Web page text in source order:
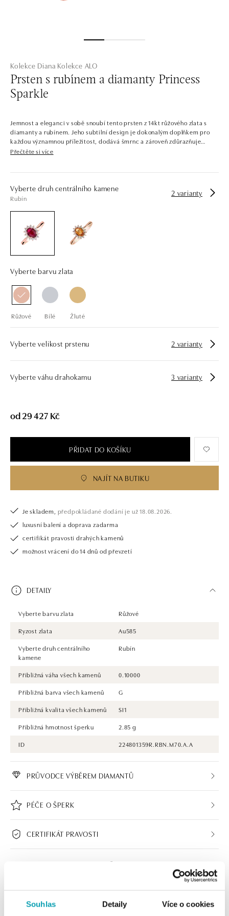
Souhlas Detaily Více o cookies
Kolekce Diana Kolekce ALO
Prsten s rubínem a diamanty Princess
Sparkle
Jemnost a eleganci v sobě snoubí tento prsten z 14kt růžového zlata s
diamanty a rubínem. Jeho subtilní design je dokonalým doplňkem pro
každou významnou příležitost, dodává šmrnc a zároveň zdůrazňuje
jemnou krásu nositelky. Šperk je součástí kolekce Diana.
lemováním. Kontrastní barvy drahokamů v kombinaci s pečlivě
zvolenými odstíny zlata dávají vzniknout šperkům, jaké byste našli i v
Společnost ALO diamonds vyrábí v Čechách šperky z diamantů a
drahých kamenů už téměř 30 let. Každý šperk je tak originál a je také
opatřen certifikátem pravosti a dodán v luxusním balení. Ať už vybíráte
Přečtěte si více
Vyberte druh centrálního kamene
Rubín
2 varianty
Vyberte barvu zlata
Růžové Bílé Žluté
Vyberte velikost prstenu 2 varianty
Vyberte váhu drahokamu 3 varianty
od 29 427 Kč
PŘIDAT DO KOŠÍKU
NAJÍT NA BUTIKU
Je skladem, předpokládané dodání je už 18.08.2026.
luxusní balení a doprava zadarma
certifikát pravosti drahých kamenů
možnost vrácení do 14 dnů od převzetí
DETAILY
Vyberte barvu zlata
Růžové
Ryzost zlata
Au585
Vyberte druh centrálního
kamene
Rubín
Přibližná váha všech kamenů
0.10000
Přibližná barva všech kamenů
G
Přibližná kvalita všech kamenů
SI1
Přibližná hmotnost šperku
2.85 g
ID
224801359R.RBN.M70.A.A
PRŮVODCE VÝBĚREM DIAMANTŮ
PÉČE O ŠPERK
CERTIFIKÁT PRAVOSTI
HALADA BUTIKY